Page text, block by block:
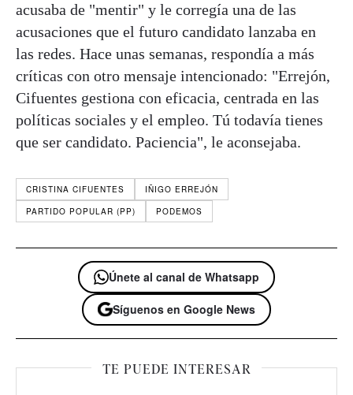
acusaba de "mentir" y le corregía una de las
acusaciones que el futuro candidato lanzaba en
las redes. Hace unas semanas, respondía a más
críticas con otro mensaje intencionado: "Errejón,
Cifuentes gestiona con eficacia, centrada en las
políticas sociales y el empleo. Tú todavía tienes
que ser candidato. Paciencia", le aconsejaba.
CRISTINA CIFUENTES
IÑIGO ERREJÓN
PARTIDO POPULAR (PP)
PODEMOS
Únete al canal de Whatsapp
Síguenos en Google News
TE PUEDE INTERESAR